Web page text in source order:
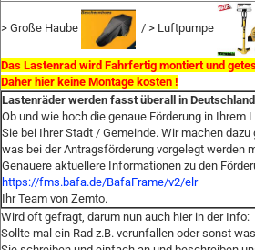
> Große Haube / > Luftpumpe
Das Lastenrad wird Fahrfertig montiert und
Daher hier keine Montage kosten !
Lastenräder werden fasst überall in
Ob und wie hoch die genaue Förderung in Ihrem
Sie bei Ihrer Stadt / Gemeinde. Wir machen
was bei der Antragsförderung vorgelegt werden
Genauere aktuellere Informationen zu den
https://fms.bafa.de/BafaFrame/v2/elr
Ihr Team von Zemto.
Wird oft gefragt, darum nun auch hier in der Info:
Sollte mal ein Rad z.B. verunfallen oder sonst